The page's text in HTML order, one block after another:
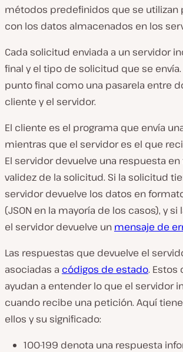
métodos predefinidos que se utilizan
con los datos almacenados en los
Cada solicitud enviada a un servidor
final y el tipo de solicitud que se
punto final como una pasarela entre
cliente y el servidor.
El cliente es el programa que envía
mientras que el servidor es el que
El servidor devuelve una respuesta
validez de la solicitud. Si la solicitud
servidor devuelve los datos en formato
(JSON en la mayoría de los casos), y si
el servidor devuelve un mensaje de
Las respuestas que devuelve el
asociadas a códigos de estado. Estos
ayudan a entender lo que el servidor
cuando recibe una petición. Aquí
ellos y su significado:
100-199 denota una respuesta